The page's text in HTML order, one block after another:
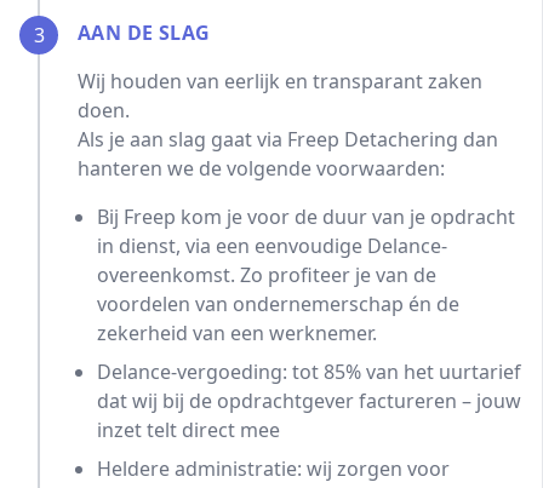
3
AAN DE SLAG
Wij houden van eerlijk en transparant zaken
doen.
Als je aan slag gaat via Freep Detachering dan
hanteren we de volgende voorwaarden:
Bij Freep kom je voor de duur van je opdracht
in dienst, via een eenvoudige Delance-
overeenkomst. Zo profiteer je van de
voordelen van ondernemerschap én de
zekerheid van een werknemer.
Delance-vergoeding: tot 85% van het uurtarief
dat wij bij de opdrachtgever factureren – jouw
inzet telt direct mee
Heldere administratie: wij zorgen voor